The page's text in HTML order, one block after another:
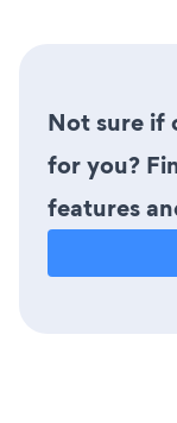
Not sure if
for you?
features